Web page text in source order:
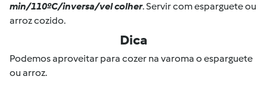
min/110ºC/inversa/vel colher. Servir com esparguete ou
arroz cozido.
Dica
Podemos aproveitar para cozer na varoma o esparguete
ou arroz.